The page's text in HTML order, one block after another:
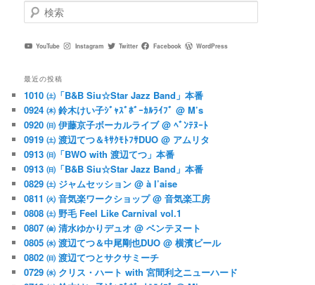
検
索
YouTube Instagram Twitter Facebook WordPress
最近の投稿
1010 ㈯「B&B Siu☆Star Jazz Band」本番
0924 ㈭ 鈴木けい子ｼﾞｬｽﾞﾎﾞｰｶﾙﾗｲﾌﾞ @ M’s
0920 ㈰ 伊藤京子ボーカルライブ @ ﾍﾞﾝﾃﾇｰﾄ
0919 ㈯ 渡辺てつ＆ｷｻｸﾓﾄﾌｻDUO @ アムリタ
0913 ㈰「BWO with 渡辺てつ」本番
0913 ㈰「B&B Siu☆Star Jazz Band」本番
0829 ㈯ ジャムセッション @ à l’aise
0811 ㈫ 音気楽ワークショップ @ 音気楽工房
0808 ㈯ 野毛 Feel Like Carnival vol.1
0807 ㈮ 清水ゆかりデュオ @ ベンテヌート
0805 ㈬ 渡辺てつ＆中尾剛也DUO @ 横濱ビール
0802 ㈰ 渡辺てつとサクサミーチ
0729 ㈬ クリス・ハート with 宮間利之ニューハード